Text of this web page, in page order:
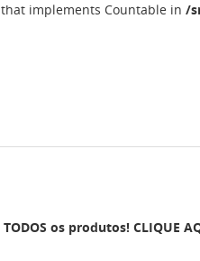
implements Countable in /
os produtos! CLIQUE